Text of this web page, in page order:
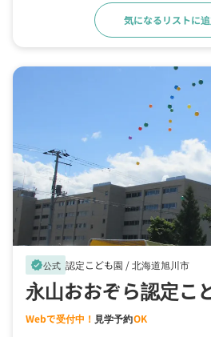
気になるリストに
verified公式 認定こども園 /北海道旭川市
永山おおぞら認定こ
Webで受付中！ 見学予約OK